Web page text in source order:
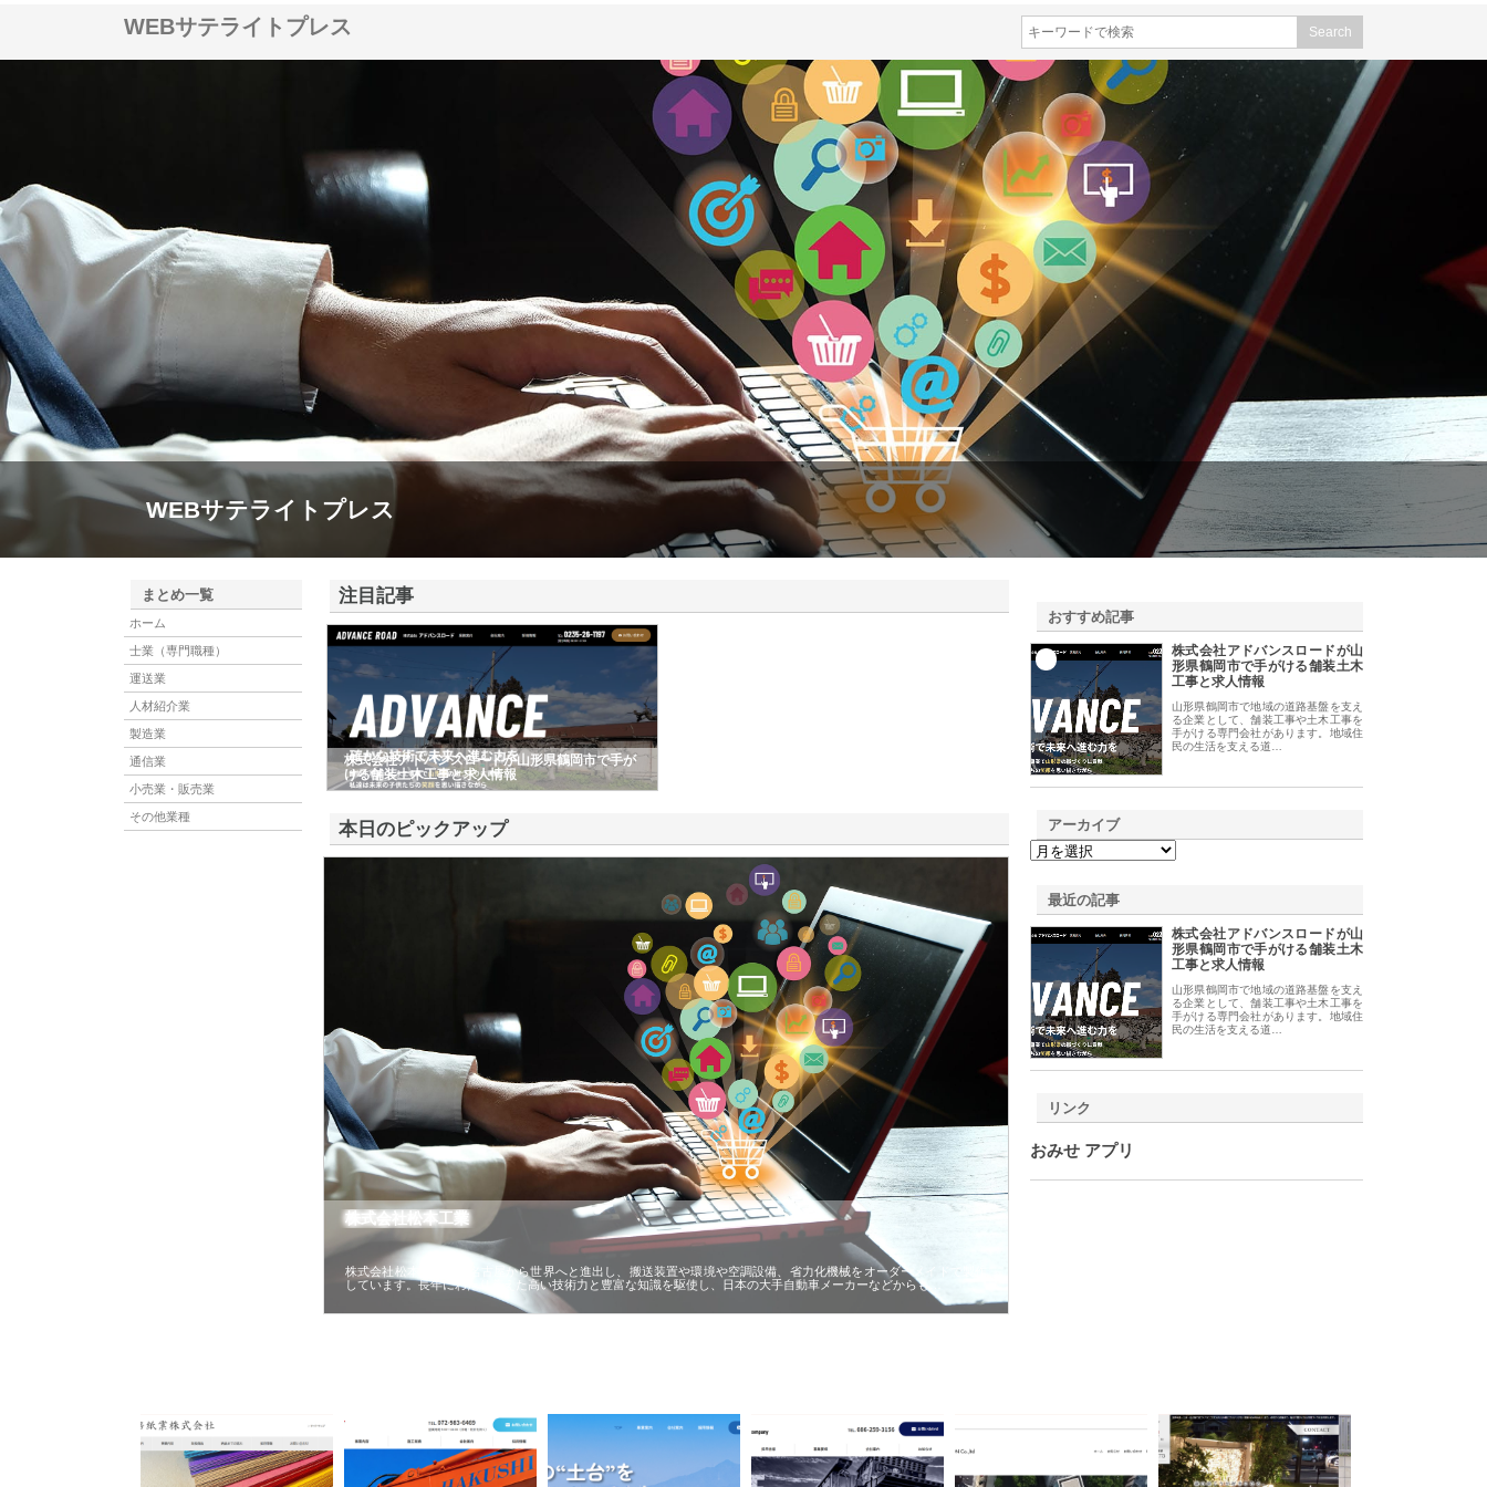
WEBサテライトプレス
WEBサテライトプレス
まとめ一覧
ホーム
士業（専門職種）
運送業
人材紹介業
製造業
通信業
小売業・販売業
その他業種
注目記事
株式会社アドバンスロードが山形県鶴岡市で手が
ける舗装土木工事と求人情報
本日のピックアップ
株式会社松本工業
株式会社松本工業は、名古屋から世界へと進出し、搬送装置や環境や空調設備、省力化機械をオーダーメイドで製作
しています。長年にわたり蓄えた高い技術力と豊富な知識を駆使し、日本の大手自動車メーカーなどからも…
おすすめ記事
株式会社アドバンスロードが山
形県鶴岡市で手がける舗装土木
工事と求人情報
山形県鶴岡市で地域の道路基盤を支え
る企業として、舗装工事や土木工事を
手がける専門会社があります。地域住
民の生活を支える道…
アーカイブ
最近の記事
株式会社アドバンスロードが山
形県鶴岡市で手がける舗装土木
工事と求人情報
山形県鶴岡市で地域の道路基盤を支え
る企業として、舗装工事や土木工事を
手がける専門会社があります。地域住
民の生活を支える道…
リンク
おみせ アプリ